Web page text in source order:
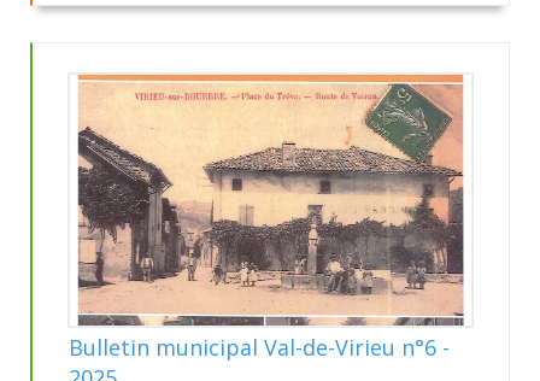
Bulletin municipal Val-de-Virieu n°6 -